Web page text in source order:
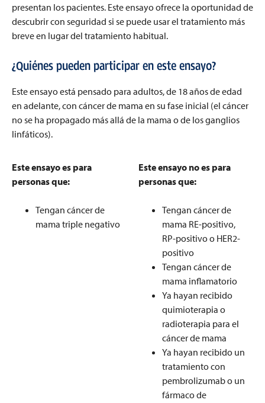
presentan los pacientes. Este ensayo ofrece la oportunidad de
descubrir con seguridad si se puede usar el tratamiento más
breve en lugar del tratamiento habitual.
¿Quiénes pueden participar en este ensayo?
Este ensayo está pensado para adultos, de 18 años de edad
en adelante, con cáncer de mama en su fase inicial (el cáncer
no se ha propagado más allá de la mama o de los ganglios
linfáticos).
Este ensayo es para
personas que:
Tengan cáncer de
mama triple negativo
Este ensayo no es para
personas que:
Tengan cáncer de
mama RE-positivo,
RP-positivo o HER2-
positivo
Tengan cáncer de
mama inflamatorio
Ya hayan recibido
quimioterapia o
radioterapia para el
cáncer de mama
Ya hayan recibido un
tratamiento con
pembrolizumab o un
fármaco de